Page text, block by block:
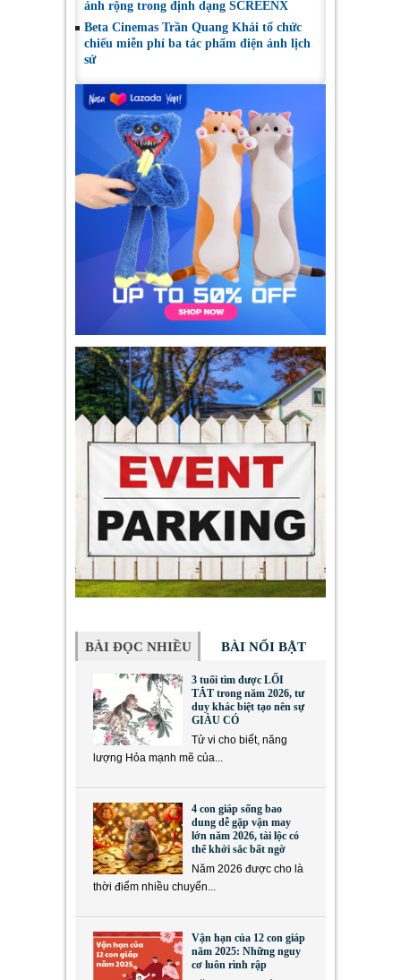
ảnh rộng trong định dạng SCREENX
Beta Cinemas Trần Quang Khải tổ chức
chiếu miễn phí ba tác phẩm điện ảnh lịch
sử
BÀI ĐỌC NHIỀU BÀI NỔI BẬT
3 tuổi tìm được LỐI
TẮT trong năm 2026, tư
duy khác biệt tạo nên sự
GIÀU CÓ
Tử vi cho biết, năng
lượng Hỏa mạnh mẽ của...
4 con giáp sống bao
dung dễ gặp vận may
lớn năm 2026, tài lộc có
thể khởi sắc bất ngờ
Năm 2026 được cho là
thời điểm nhiều chuyển...
Vận hạn của 12 con giáp
năm 2025: Những nguy
cơ luôn rình rập